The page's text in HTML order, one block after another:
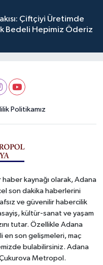
Çiftçiyi Üretimde
Bedeli Hepimiz Öderiz
Politikamız
kaynağı olarak, Adana
son dakika haberlerini
ve güvenilir habercilik
kültür-sanat ve yaşam
tutar. Özellikle Adana
en son gelişmeleri, maç
bulabilirsiniz. Adana
Metropol.